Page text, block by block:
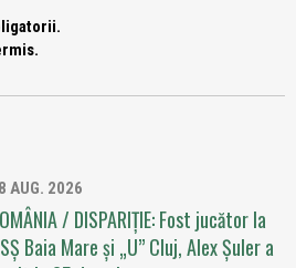
AUG. 2026
/ DISPARIȚIE: Fost jucător la
Baia Mare și „U” Cluj, Alex Șuler a